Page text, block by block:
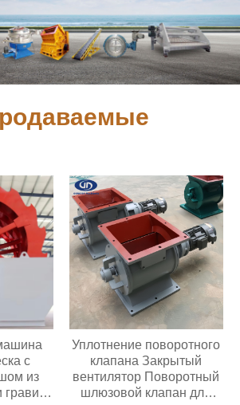
с
из
гравия
Уплотнение поворотного
клапана Закрытый
вентилятор Поворотный
шлюзовой клапан для